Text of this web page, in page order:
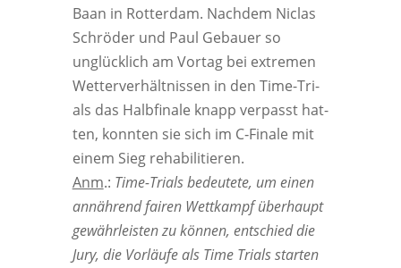
Baan in Rot­ter­dam. Nach­dem Nic­las
Schrö­der und Paul Gebau­er so
unglück­lich am Vor­tag bei extre­men
Wet­ter­ver­hält­nis­sen in den Time-Tri­
als das Halb­fi­na­le knapp ver­passt hat­
ten, konn­ten sie sich im C‑Finale mit
einem Sieg rehabilitieren.
Anm.: Time-Tri­als bedeu­te­te, um einen
annäh­rend fai­ren Wett­kampf über­haupt
gewähr­leis­ten zu kön­nen, ent­schied die
Jury, die Vor­läu­fe als Time Tri­als star­ten